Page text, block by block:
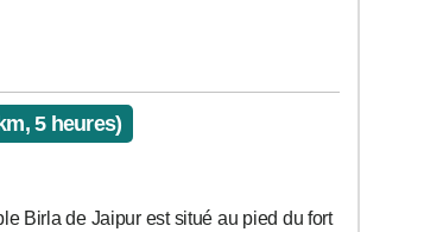
5 heures)
Birla de Jaipur est situé au pied du fort